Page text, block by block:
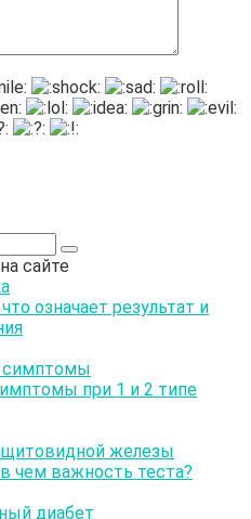
сайте
означает результат и
при 1 и 2 типе
чем важность теста?